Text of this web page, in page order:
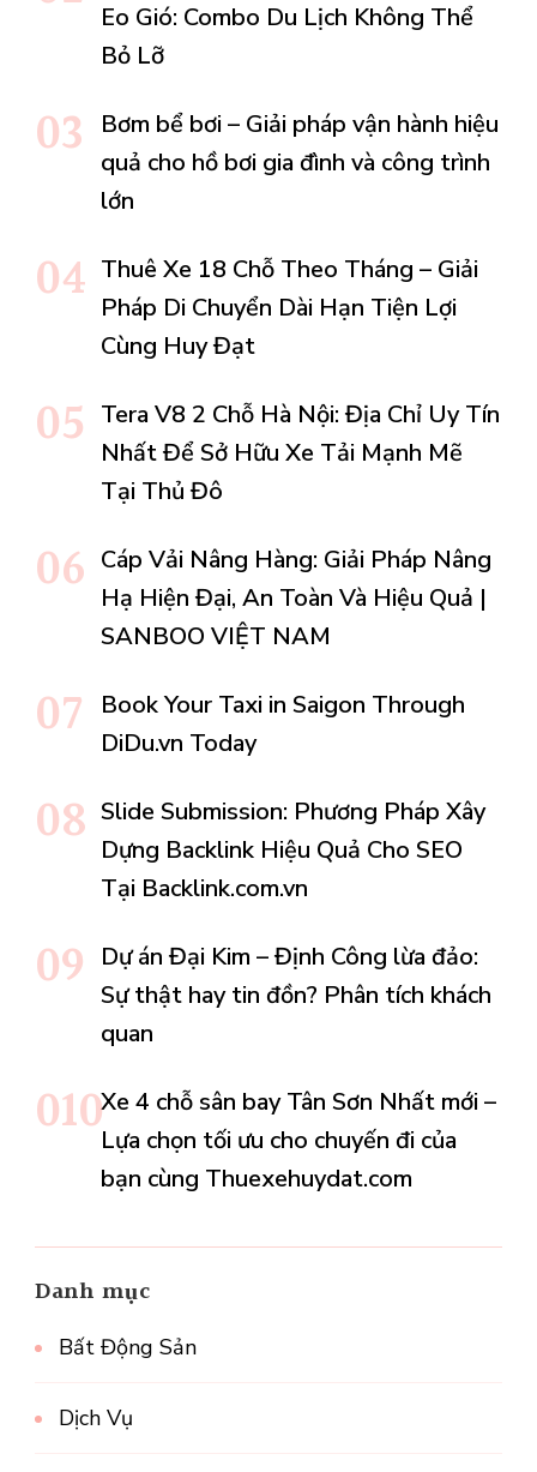
Eo Gió: Combo Du Lịch Không Thể
Bỏ Lỡ
Bơm bể bơi – Giải pháp vận hành hiệu
quả cho hồ bơi gia đình và công trình
lớn
Thuê Xe 18 Chỗ Theo Tháng – Giải
Pháp Di Chuyển Dài Hạn Tiện Lợi
Cùng Huy Đạt
Tera V8 2 Chỗ Hà Nội: Địa Chỉ Uy Tín
Nhất Để Sở Hữu Xe Tải Mạnh Mẽ
Tại Thủ Đô
Cáp Vải Nâng Hàng: Giải Pháp Nâng
Hạ Hiện Đại, An Toàn Và Hiệu Quả |
SANBOO VIỆT NAM
Book Your Taxi in Saigon Through
DiDu.vn Today
Slide Submission: Phương Pháp Xây
Dựng Backlink Hiệu Quả Cho SEO
Tại Backlink.com.vn
Dự án Đại Kim – Định Công lừa đảo:
Sự thật hay tin đồn? Phân tích khách
quan
Xe 4 chỗ sân bay Tân Sơn Nhất mới –
Lựa chọn tối ưu cho chuyến đi của
bạn cùng Thuexehuydat.com
Danh mục
Bất Động Sản
Dịch Vụ